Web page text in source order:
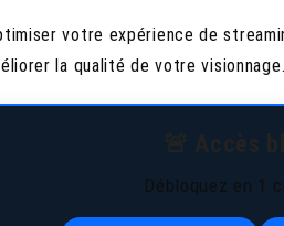
votre expérience de
la qualité de votre visionnage.
Débloquez en 1